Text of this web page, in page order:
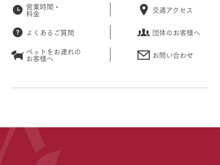
営業時間・
料金 交通アクセス
よくあるご質問
団体のお客様へ
ペットをお連れの
お客様へ お問い合わせ